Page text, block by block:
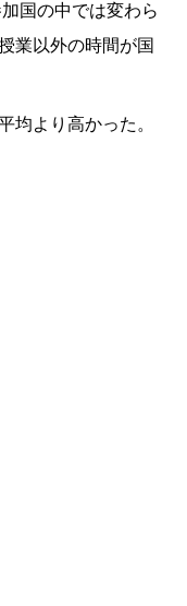
国の中では変わら
業以外の時間が国
均より高かった。